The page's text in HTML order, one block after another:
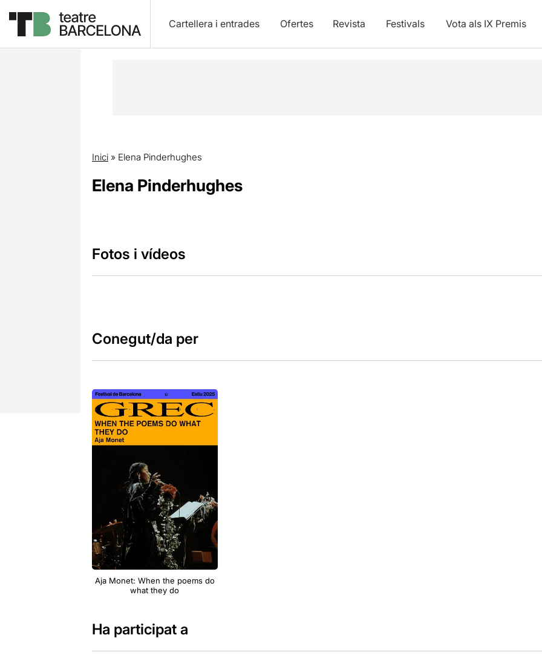
Cartellera i entrades Ofertes Revista Festivals Vota als IX Premis
Inici» Elena Pinderhughes
Elena Pinderhughes
Fotos i vídeos
Conegut/da per
Aja Monet: When the poems do
what they do
Ha participat a